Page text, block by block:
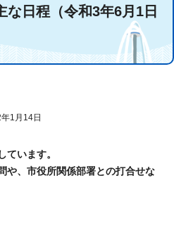
日程（令和3年6月1日
1月14日
ています。
や、市役所関係部署との打合せな